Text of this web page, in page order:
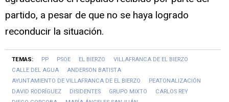
partido, a pesar de que no se haya logrado
reconducir la situación.
TEMAS: PP PSOE EL BIERZO
VILLAFRANCA DE EL BIERZO
CALLE DEL AGUA
ANDERSON BATISTA
AYUNTAMIENTO DE VILLAFRANCA DE EL BIERZO
PEATONALIZACIÓN
DAVID RODRÍGUEZ
DISIDENTES GRUPO MIXTO
CARLOS REY